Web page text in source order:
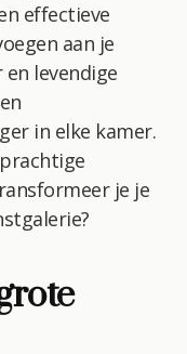
effectieve
aan je
levendige
in elke kamer.
je je